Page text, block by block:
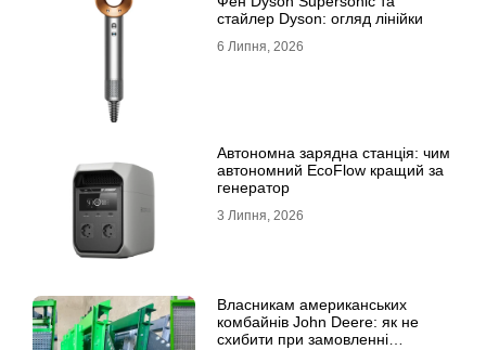
стайлер Dyson: огляд лінійки
6 Липня, 2026
Автономна зарядна станція: чим
автономний EcoFlow кращий за
генератор
3 Липня, 2026
Власникам американських
комбайнів John Deere: як не
схибити при замовленні